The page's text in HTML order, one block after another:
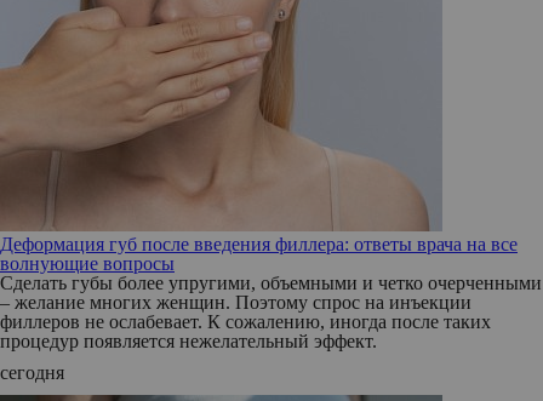
Деформация губ после введения филлера: ответы врача на все
волнующие вопросы
Сделать губы более упругими, объемными и четко очерченными
– желание многих женщин. Поэтому спрос на инъекции
филлеров не ослабевает. К сожалению, иногда после таких
процедур появляется нежелательный эффект.
сегодня